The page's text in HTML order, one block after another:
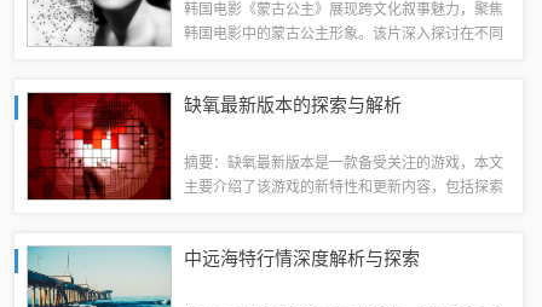
韩国电影《蒙古公主》展现跨文化叙事魅力，聚焦
韩国电影中的蒙古公主形象。该片深入探讨在不同
历，呈现独特的跨文化魅力。背景概述《蒙古...
缺氧最新版本的探索与解析
摘要：缺氧最新版本是一款备受关注的游戏，本文
主要介绍了该游戏的新特性和更新内容，包括探索
的体验感受。该游戏更新后增加了许多新元素...
中远海特行情深度解析与探索